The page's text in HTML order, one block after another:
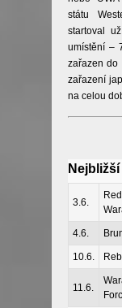
státu
startoval
umístění –
zařazen do
zařazení
na celou
3.6.
4.6.
10.6.
11.6.